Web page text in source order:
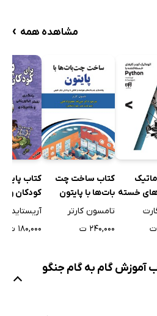
مشاهده همه ›
خسته
کتاب ساخت چت
بات‌ها با پایتون
تامسون کارتر
۲۴۰,۰۰۰ ت
کتاب
کودکان و
(جلد دوم)
۱۸۰,۰۰۰ ت
آموزش گام به گام جنگو